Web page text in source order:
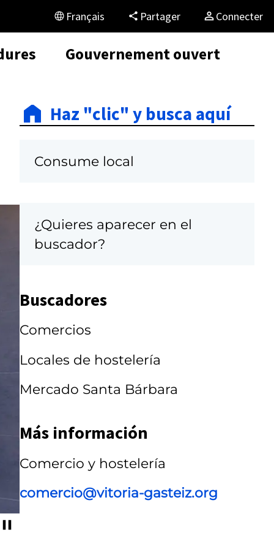
Français Partager Connecter
Gouvernement ouvert
r
r
u
s
e
Haz "clic" y busca aquí
Consume local
¿Quieres aparecer en el
buscador?
Buscadores
Comercios
Locales de hostelería
Mercado Santa Bárbara
Más información
Comercio y hostelería
comercio@vitoria-gasteiz.org